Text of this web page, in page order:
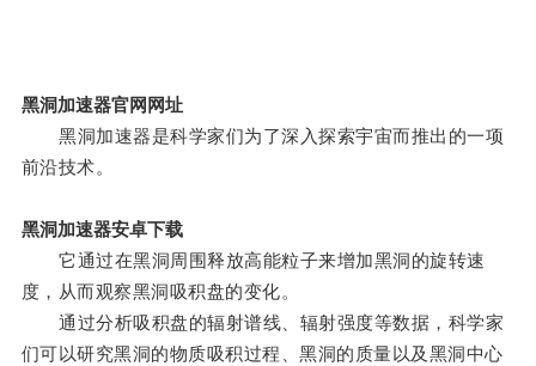
黑洞加速器官网网址
黑洞加速器是科学家们为了深入探索宇宙而推出的一项
前沿技术。
黑洞加速器安卓下载
它通过在黑洞周围释放高能粒子来增加黑洞的旋转速
度，从而观察黑洞吸积盘的变化。
通过分析吸积盘的辐射谱线、辐射强度等数据，科学家
们可以研究黑洞的物质吸积过程、黑洞的质量以及黑洞中心